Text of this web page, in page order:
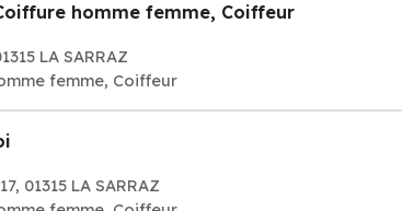
homme femme, Coiffeur
LA SARRAZ
femme, Coiffeur
01315 LA SARRAZ